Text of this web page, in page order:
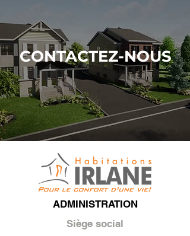
CONTACTEZ-NOUS
ADMINISTRATION
Siège social